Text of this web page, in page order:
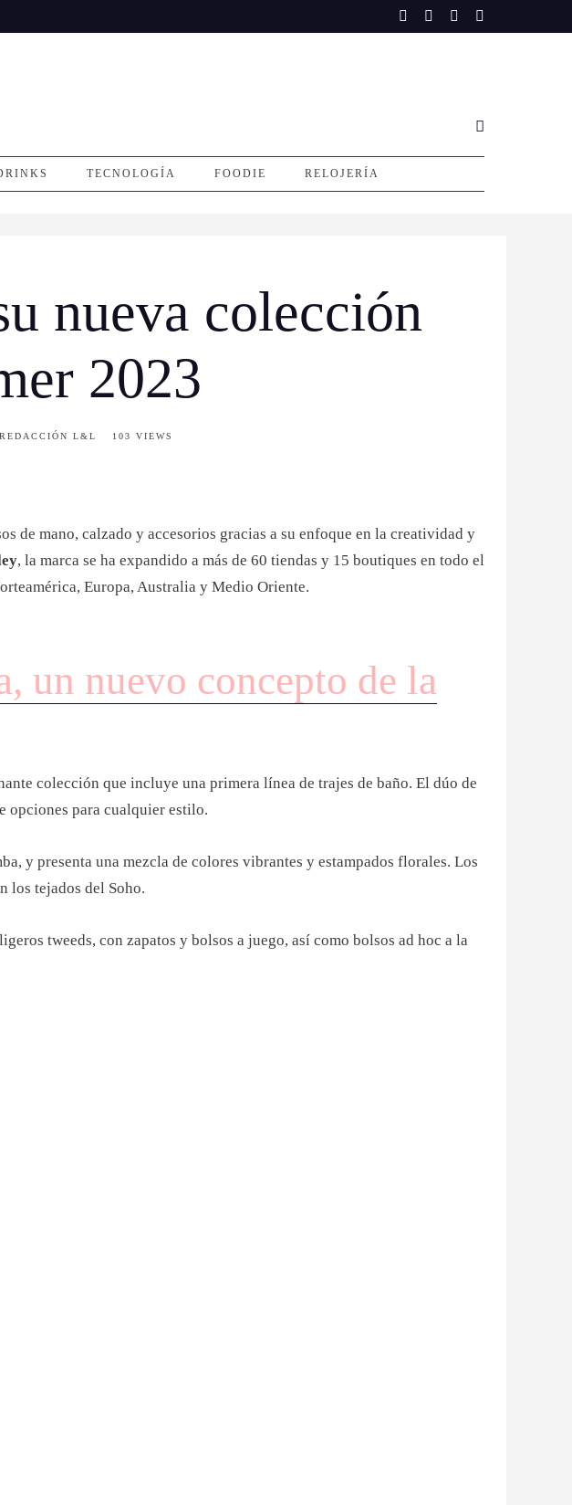
TECNOLOGÍA FOODIE RELOJERÍA
nueva colección
2023
REDACCIÓN L&L 103 VIEWS
de mano, calzado y accesorios gracias a su enfoque en la creatividad y
, la marca se ha expandido a más de 60 tiendas y 15 boutiques en todo el
Europa, Australia y Medio Oriente.
un nuevo concepto de la
colección que incluye una primera línea de trajes de baño. El dúo de
opciones para cualquier estilo.
y presenta una mezcla de colores vibrantes y estampados florales. Los
los tejados del Soho.
tweeds, con zapatos y bolsos a juego, así como bolsos ad hoc a la